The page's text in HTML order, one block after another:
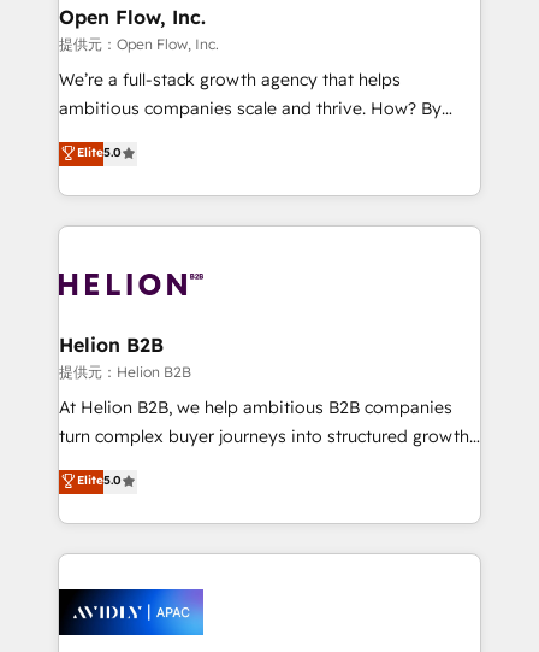
greatness, which is achieved through creating
absolute clarity, derived from a well-defined
strategy, executed well, and reported on with clear
results. The culture is driven by core values; Joy, Grit,
Mindedness, and Clarity. We are driven to win for the
collective good of the company and its clientele, and
things are happening.
Open Flow, Inc.
提供元：Open Flow, Inc.
We’re a full-stack growth agency that helps
ambitious companies scale and thrive. How? By
upgrading and streamlining every single revenue-
generating aspect of your business. We’re proud
HubSpot Elite Solutions Partners and devout CRM
nerds who can harness HubSpot’s custom digital
experience. Working hand-in-hand with your team,
traffic, generates better leads and crushes your
revenue goals. We've worked with thousands of
HubSpot customers and we'd love to work with you
too! Clients come to us for: Advanced CRM solutions
HubSpot Data System Migrations between systems
to HubSpot New lead generation strategies Time-
website development Award-winning creative
Elite5.0
Helion B2B
提供元：Helion B2B
At Helion B2B, we help ambitious B2B companies
turn complex buyer journeys into structured growth
engines. With deep experience in B2B SaaS,
manufacturing, FinTech, MedTech, and consulting, we
specialize in lead generation and aligning marketing
and sales around the customer. As a HubSpot Elite
migrations, integrations, and process mapping. Our
approach is hands-on and collaborative, rooted in
Elite5.0